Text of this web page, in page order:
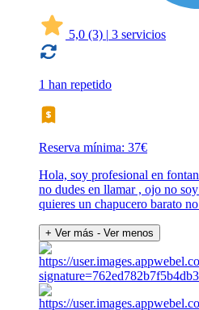
5,0 (3) | 3 servicios
1 han repetido
Reserva mínima: 37€
Hola, soy profesional en
no dudes en llamar , ojo no
quieres un chapucero barato
+ Ver más - Ver menos